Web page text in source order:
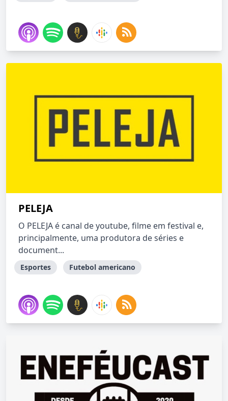
PELEJA
O PELEJA é canal de youtube, filme em festival e,
principalmente, uma produtora de séries e
document...
Esportes Futebol americano